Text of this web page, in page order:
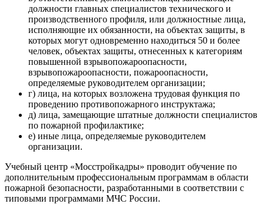
должности главных специалистов технического и
производственного профиля, или должностные лица,
исполняющие их обязанности, на объектах защиты, в
которых могут одновременно находиться 50 и более
человек, объектах защиты, отнесенных к категориям
повышенной взрывопожароопасности,
взрывопожароопасности, пожароопасности,
определяемые руководителем организации;
г) лица, на которых возложена трудовая функция по
проведению противопожарного инструктажа;
д) лица, замещающие штатные должности специалистов
по пожарной профилактике;
е) иные лица, определяемые руководителем
организации.
Учебный центр «Мосстройкадры» проводит обучение по
дополнительным профессиональным программам в области
пожарной безопасности, разработанными в соответствии с
типовыми программами МЧС России.